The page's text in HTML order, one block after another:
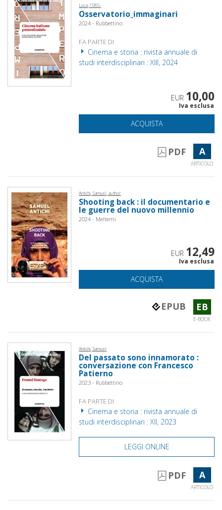
Luca, 1985-
Osservatorio_immaginari
2024 - Rubbettino
FA PARTE DI
Cinema e storia : rivista annuale di
studi interdisciplinari : XIII, 2024
EUR 10,00
Iva esclusa
ACQUISTA
PDF A
ARTICOLO
Antichi, Samuel, author
Shooting back : il documentario e
le guerre del nuovo millennio
2024 - Meltemi
EUR 12,49
Iva esclusa
ACQUISTA
EPUB EB
E-BOOK
Antichi, Samuel
Del passato sono innamorato :
conversazione con Francesco
Patierno
2023 - Rubbettino
FA PARTE DI
Cinema e storia : rivista annuale di
studi interdisciplinari : XII, 2023
LEGGI ONLINE
PDF A
ARTICOLO